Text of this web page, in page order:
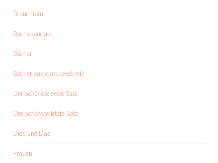
Brauchtum
Buchskandale
Bücher
Bücher aus dem Lesekreis
Der schönste erste Satz
Der schönste letzte Satz
Dies und Das
Frauen